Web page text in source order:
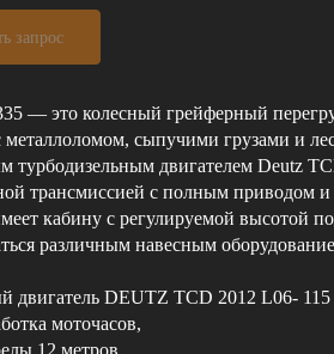
запрос
— это колесный грейферный
металлоломом, сыпучими грузами и
турбодизельным двигателем Deutz
трансмиссией с полным приводом и
кабину с регулируемой высотой
различным навесным
двигатель DEUTZ TCD 2012 L06- 115
моточасов,